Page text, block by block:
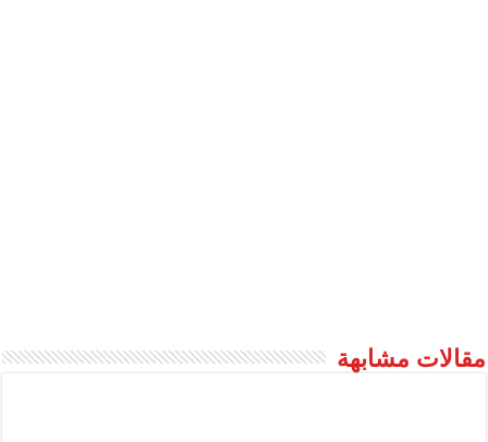
مقالات مشابهة